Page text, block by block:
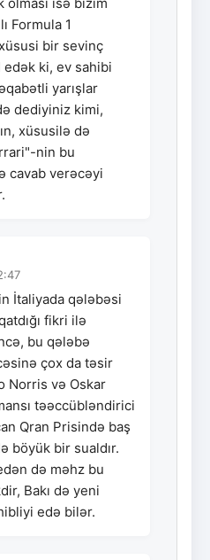
Formula 1
bir sevinç
ki, ev sahibi
yarışlar
dediyiniz kimi,
xüsusilə də
nin bu
cavab verəcəyi
İtaliyada qələbəsi
fikri ilə
bu qələbə
çox da təsir
Norris və Oskar
təəccübləndirici
Qran Prisində baş
böyük bir sualdır.
də məhz bu
Bakı də yeni
edə bilər.